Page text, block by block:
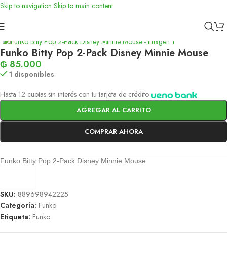
Skip to navigation Skip to main content
Inicio
Funko Bitty Pop 2-Pack Disney Minnie Mouse
₲ 85.000
1 disponibles
Hasta 12 cuotas sin interés con tu tarjeta de crédito
AGREGAR AL CARRITO
COMPRAR AHORA
Funko Bitty Pop 2-Pack Disney Minnie Mouse
SKU: 889698942225
Categoría: Funko
Etiqueta: Funko